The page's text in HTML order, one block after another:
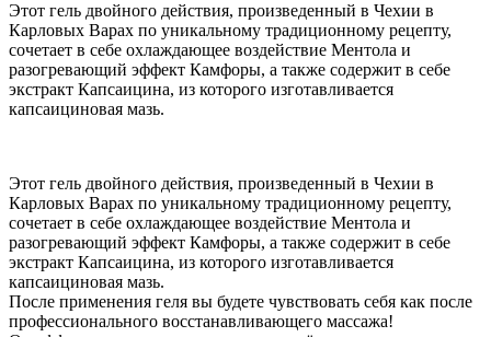
Этот гель двойного действия, произведенный в Чехии в
Карловых Варах по уникальному традиционному рецепту,
сочетает в себе охлаждающее воздействие Ментола и
разогревающий эффект Камфоры, а также содержит в себе
экстракт Капсаицина, из которого изготавливается
капсаициновая мазь.
Этот гель двойного действия, произведенный в Чехии в
Карловых Варах по уникальному традиционному рецепту,
сочетает в себе охлаждающее воздействие Ментола и
разогревающий эффект Камфоры, а также содержит в себе
экстракт Капсаицина, из которого изготавливается
капсаициновая мазь.
После применения геля вы будете чувствовать себя как после
профессионального восстанавливающего массажа!